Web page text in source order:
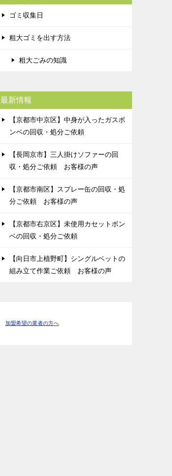
ゴミ収集日
粗大ゴミを出す方法
粗大ごみの知識
最新情報
【京都市中京区】中身が入ったガスボ
ンベの回収・処分ご依頼
【長岡京市】三人掛けソファーの回
収・処分ご依頼 お客様の声
【京都市南区】スプレー缶の回収・処
分ご依頼 お客様の声
【京都市右京区】未使用カセットボン
ベの回収・処分ご依頼
【向日市上植野町】シングルベットの
組み立て作業ご依頼 お客様の声
加盟希望の業者の方へ